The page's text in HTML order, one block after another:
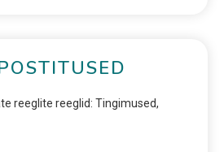
reeglite reeglid: Tingimused,